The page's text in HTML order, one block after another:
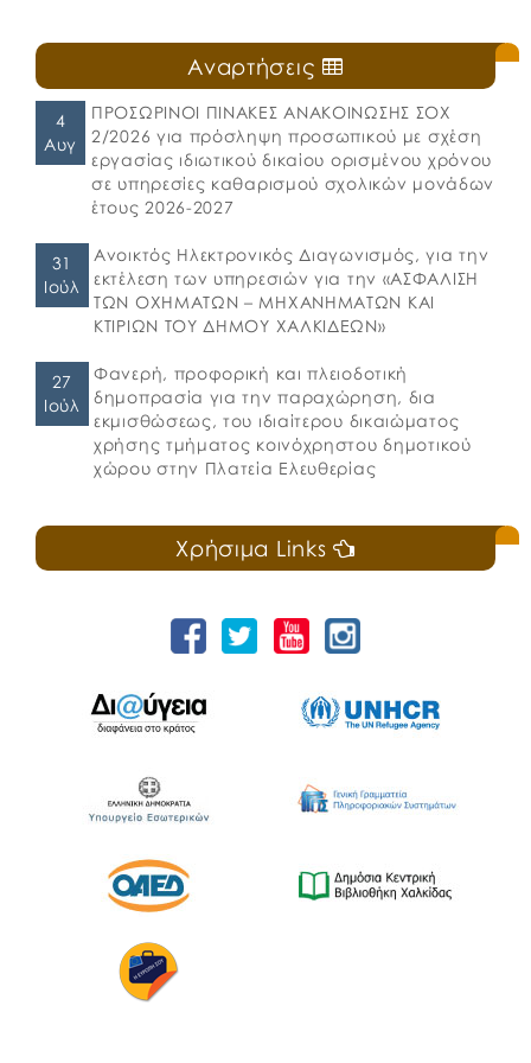
Αναρτήσεις
4
Αυγ
ΠΡΟΣΩΡΙΝΟΙ ΠΙΝΑΚΕΣ ΑΝΑΚΟΙΝΩΣΗΣ ΣΟΧ
2/2026 για πρόσληψη προσωπικού με σχέση
εργασίας ιδιωτικού δικαίου ορισμένου χρόνου
σε υπηρεσίες καθαρισμού σχολικών μονάδων
έτους 2026-2027
31
Ιούλ
Ανοικτός Ηλεκτρονικός Διαγωνισμός, για την
εκτέλεση των υπηρεσιών για την «ΑΣΦΑΛΙΣΗ
ΤΩΝ ΟΧΗΜΑΤΩΝ – ΜΗΧΑΝΗΜΑΤΩΝ ΚΑΙ
ΚΤΙΡΙΩΝ ΤΟΥ ΔΗΜΟΥ ΧΑΛΚΙΔΕΩΝ»
27
Ιούλ
Φανερή, προφορική και πλειοδοτική
δημοπρασία για την παραχώρηση, δια
εκμισθώσεως, του ιδιαίτερου δικαιώματος
χρήσης τμήματος κοινόχρηστου δημοτικού
χώρου στην Πλατεία Ελευθερίας
Χρήσιμα Links